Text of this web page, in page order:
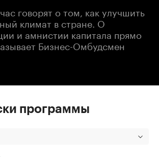
говорят о том, как улучшить
климат в стране. О
и амнистии капитала прямо
Бизнес-Омбудсмен
программы